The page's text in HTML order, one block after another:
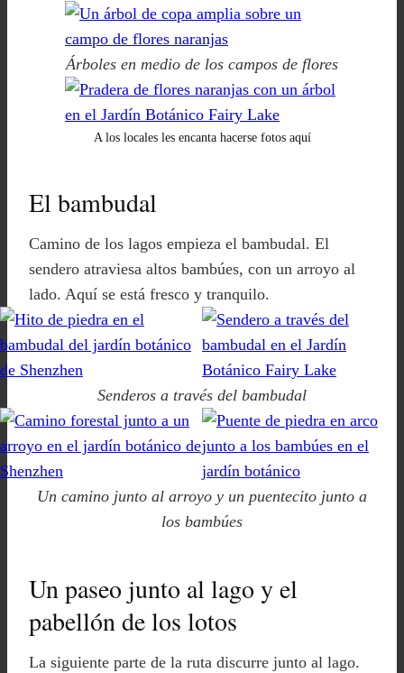
Árboles en medio de los campos de flores
A los locales les encanta hacerse fotos aquí
El bambudal
Camino de los lagos empieza el bambudal. El
sendero atraviesa altos bambúes, con un arroyo al
lado. Aquí se está fresco y tranquilo.
Senderos a través del bambudal
Un camino junto al arroyo y un puentecito junto a
los bambúes
Un paseo junto al lago y el
pabellón de los lotos
La siguiente parte de la ruta discurre junto al lago.